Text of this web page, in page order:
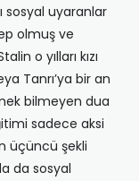
sosyal uyaranlar
olmuş ve
o yılları kızı
Tanrı’ya bir an
bilmeyen dua
sadece aksi
üçüncü şekli
da sosyal